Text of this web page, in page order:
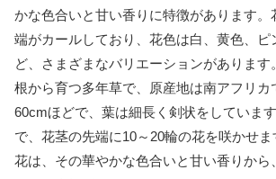
かな色合いと甘い香りに特徴があります。
端がカールしており、花色は白、黄色、ピ
ど、さまざまなバリエーションがあります
根から育つ多年草で、原産地は南アフリカ
60cmほどで、葉は細長く剣状をしていま
で、花茎の先端に10～20輪の花を咲かせ
花は、その華やかな色合いと甘い香りから